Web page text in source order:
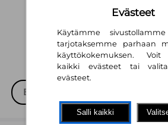
Evästeet
Käytämme
tarjotaksemme parhaan
käyttökokemuksen. Voit
kaikki evästeet tai
evästeet.
Salli kaikki